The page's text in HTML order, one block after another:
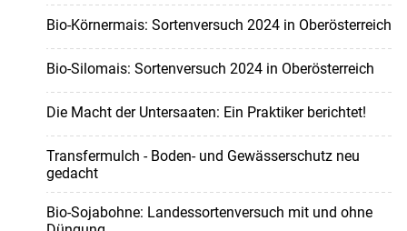
Bio-Körnermais: Sortenversuch 2024 in Oberösterreich
Bio-Silomais: Sortenversuch 2024 in Oberösterreich
Die Macht der Untersaaten: Ein Praktiker berichtet!
Transfermulch - Boden- und Gewässerschutz neu
gedacht
Bio-Sojabohne: Landessortenversuch mit und ohne